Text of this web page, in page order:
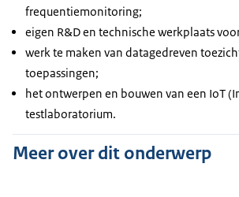
frequentiemonitoring;
eigen R&D en technische werkplaats
werk te maken van datagedreven
toepassingen;
het ontwerpen en bouwen van een IoT
testlaboratorium.
Meer over dit onderwerp